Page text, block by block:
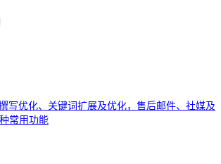
写优化、关键词扩展及优化，售后邮件、社媒及
常用功能